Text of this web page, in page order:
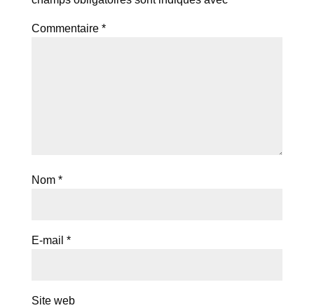
Commentaire *
Nom *
E-mail *
Site web